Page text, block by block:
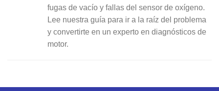
fugas de vacío y fallas del sensor de oxígeno.
Lee nuestra guía para ir a la raíz del problema
y convertirte en un experto en diagnósticos de
motor.